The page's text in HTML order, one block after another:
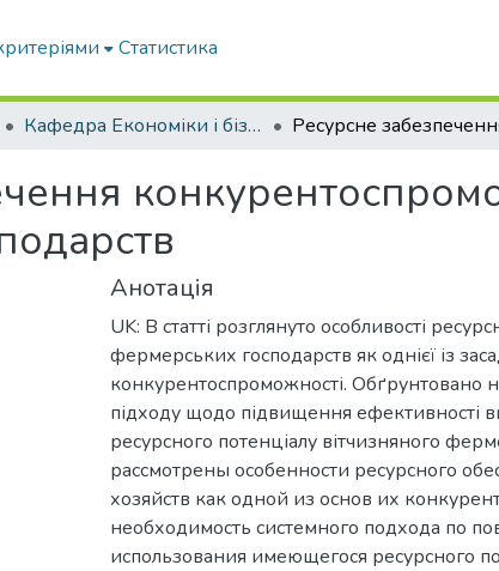
Статистика
Кафедра Економіки і бізнесу
Анотація
UK: В статті розглянуто особливості
фермерських господарств як однієї із
конкурентоспроможності. Обґрунтовано
підходу щодо підвищення ефективності
ресурсного потенціалу вітчизняного
рассмотрены особенности ресурсного
хозяйств как одной из основ их
необходимость системного подхода по
использования имеющегося ресурсного